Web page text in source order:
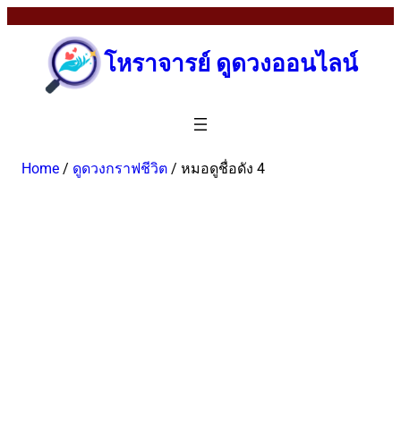
โหราจารย์ ดูดวงออนไลน์
Home / ดูดวงกราฟชีวิต / หมอดูชื่อดัง 4